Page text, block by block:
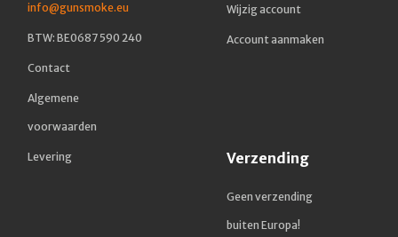
info@gunsmoke.eu
BTW: BE0687 590 240
Contact
Algemene
voorwaarden
Levering
Wijzig account
Account aanmaken
Verzending
Geen verzending
buiten Europa!